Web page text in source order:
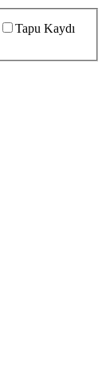
Tapu Kaydı